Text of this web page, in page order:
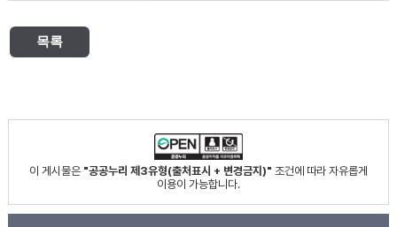
목록
이 게시물은 "공공누리 제3유형(출처표시 + 변경금지)" 조건에 따라 자유롭게
이용이 가능합니다.